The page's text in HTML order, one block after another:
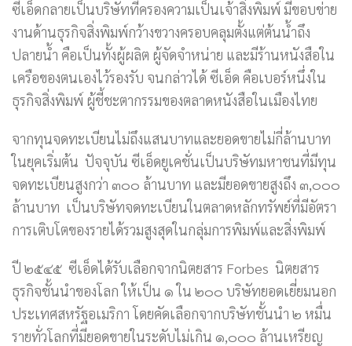
ซีเอ็ดกลายเป็นบริษัทที่ครองความเป็นเจ้าสิ่งพิมพ์ มีขอบข่าย
งานด้านธุรกิจสิ่งพิมพ์กว้างขวางครอบคลุมตั้งแต่ต้นน้ำถึง
ปลายน้ำ คือเป็นทั้งผู้ผลิต ผู้จัดจำหน่าย และมีร้านหนังสือใน
เครือของตนเองไว้รองรับ จนกล่าวได้ ซีเอ็ด คือเบอร์หนึ่งใน
ธุรกิจสิ่งพิมพ์ ผู้ชี้ชะตากรรมของตลาดหนังสือในเมืองไทย
จากทุนจดทะเบียนไม่ถึงแสนบาทและยอดขายไม่กี่ล้านบาท
ในยุคเริ่มต้น ปัจจุบัน ซีเอ็ดยูเคชั่นเป็นบริษัทมหาชนที่มีทุน
จดทะเบียนสูงกว่า ๓๐๐ ล้านบาท และมียอดขายสูงถึง ๓,๐๐๐
ล้านบาท เป็นบริษัทจดทะเบียนในตลาดหลักทรัพย์ที่มีอัตรา
การเติบโตของรายได้รวมสูงสุดในกลุ่มการพิมพ์และสิ่งพิมพ์
ปี ๒๕๔๕ ซีเอ็ดได้รับเลือกจากนิตยสาร Forbes นิตยสาร
ธุรกิจชั้นนำของโลก ให้เป็น ๑ ใน ๒๐๐ บริษัทยอดเยี่ยมนอก
ประเทศสหรัฐอเมริกา โดยคัดเลือกจากบริษัทชั้นนำ ๒ หมื่น
รายทั่วโลกที่มียอดขายในระดับไม่เกิน ๑,๐๐๐ ล้านเหรียญ